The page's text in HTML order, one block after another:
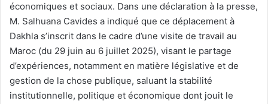
économiques et sociaux. Dans une déclaration à la presse,
M. Salhuana Cavides a indiqué que ce déplacement à
Dakhla s’inscrit dans le cadre d’une visite de travail au
Maroc (du 29 juin au 6 juillet 2025), visant le partage
d’expériences, notamment en matière législative et de
gestion de la chose publique, saluant la stabilité
institutionnelle, politique et économique dont jouit le